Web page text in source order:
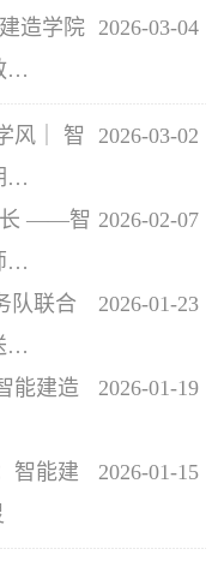
2026-03-04
造学院
…
2026-03-02
风｜ 智
…
2026-02-07
长 ——智
…
2026-01-23
队联合
…
2026-01-19
能建造
2026-01-15
智能建